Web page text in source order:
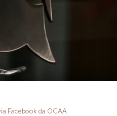
Facebook da OCAA